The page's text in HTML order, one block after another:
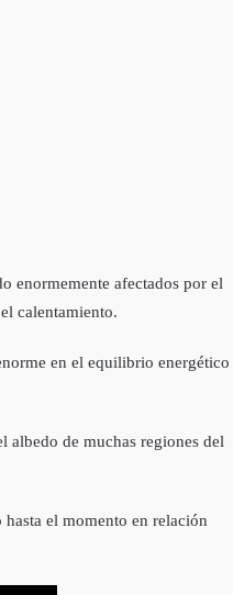
enormemente afectados por el
calentamiento.
en el equilibrio energético
albedo de muchas regiones del
el momento en relación